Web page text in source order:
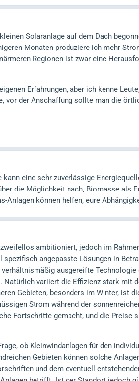
Solaranlage auf dem Dach
Monaten produziere ich mehr
Regionen ist zwar eine
Erfahrungen, aber ich kenne
vor der Anschaffung sollte man die
eine sehr zuverlässige
die Möglichkeit nach, Biomasse als
Anlagen können helfen, eure
ambitioniert, jedoch im
spezifisch angepasste Lösungen in
ausgereifte
variiert die Effizienz stark mit
Gebieten, besonders im Winter, ist
Strom während der
Fortschritte gemacht, und die Preise
ob Kleinwindanlagen für den
Gebieten können solche
und dem eventuell